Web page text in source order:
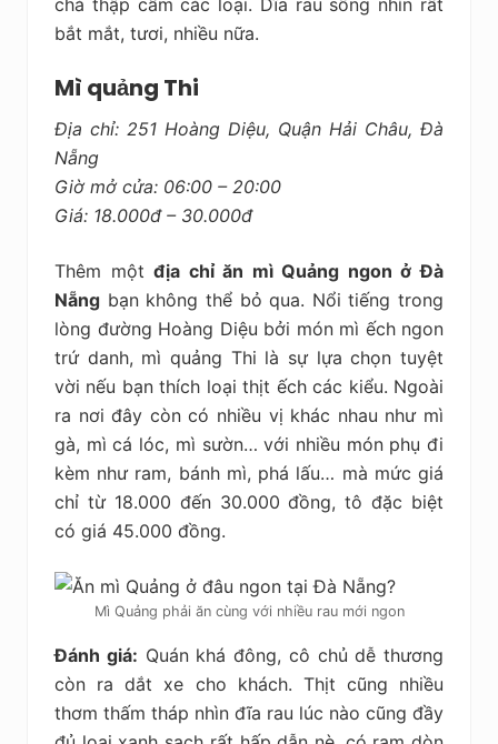
bắt mắt, tươi, nhiều nữa.
Mì quảng Thi
Địa chỉ: 251 Hoàng Diệu, Quận Hải Châu, Đà
Nẵng
Giờ mở cửa: 06:00 – 20:00
Giá: 18.000đ – 30.000đ
Thêm mộtđịa chỉ ăn mì Quảng ngon ở Đà
Nẵng bạn không thể bỏ qua. Nổi tiếng trong
lòng đường Hoàng Diệu bởi món mì ếch ngon
trứ danh, mì quảng Thi là sự lựa chọn tuyệt
vời nếu bạn thích loại thịt ếch các kiểu. Ngoài
ra nơi đây còn có nhiều vị khác nhau như mì
gà, mì cá lóc, mì sườn… với nhiều món phụ đi
kèm như ram, bánh mì, phá lấu… mà mức giá
chỉ từ 18.000 đến 30.000 đồng, tô đặc biệt
có giá 45.000 đồng.
Mì Quảng phải ăn cùng với nhiều rau mới ngon
Đánh giá: Quán khá đông, cô chủ dễ thương
còn ra dắt xe cho khách. Thịt cũng nhiều
thơm thấm tháp nhìn đĩa rau lúc nào cũng đầy